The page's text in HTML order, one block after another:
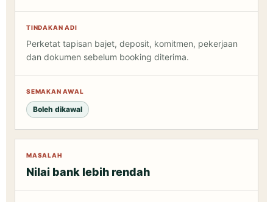
Perketat tapisan bajet, deposit, komitmen, pekerjaan
dan dokumen sebelum booking diterima.
Boleh dikawal
Nilai bank lebih rendah